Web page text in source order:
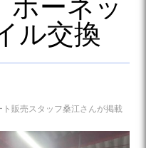
ーネッ
ル交換
販売スタッフ桑江さんが掲載